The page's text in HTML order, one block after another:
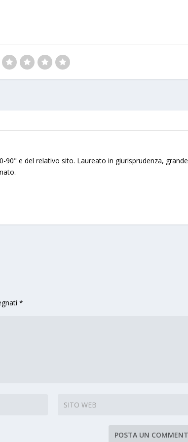
90" e del relativo sito. Laureato in giurisprudenza, grande
*